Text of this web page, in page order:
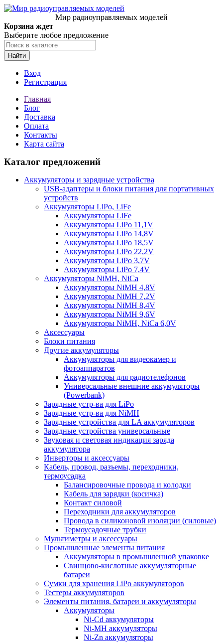
Мир радиоуправляемых моделей
Корзина ждет
Выберите любое предложение
Найти
Вход
Регистрация
Главная
Блог
Доставка
Оплата
Контакты
Карта сайта
Каталог предложений
Аккумуляторы и зарядные устройства
USB-адаптеры и блоки питания для портативных
устройств
Аккумуляторы LiPo, LiFe
Аккумуляторы LiFe
Аккумуляторы LiPo 11,1V
Аккумуляторы LiPo 14,8V
Аккумуляторы LiPo 18,5V
Аккумуляторы LiPo 22,2V
Аккумуляторы LiPo 3,7V
Аккумуляторы LiPo 7,4V
Аккумуляторы NiMH, NiCa
Аккумуляторы NiMH 4,8V
Аккумуляторы NiMH 7,2V
Аккумуляторы NiMH 8,4V
Аккумуляторы NiMH 9,6V
Аккумуляторы NiMH, NiCa 6,0V
Аксессуары
Блоки питания
Другие аккумуляторы
Аккумуляторы для видеокамер и
фотоаппаратов
Аккумуляторы для радиотелефонов
Универсальные внешние аккумуляторы
(Powerbank)
Зарядные устр-ва для LiPo
Зарядные устр-ва для NiMH
Зарядные устройства для LA аккумуляторов
Зарядные устройства универсальные
Звуковая и световая индикация заряда
аккумулятора
Инверторы и аксессуары
Кабель, провод, разъемы, переходники,
термоусадка
Балансировочные провода и колодки
Кабель для зарядки (косичка)
Контакт силовой
Переходники для аккумуляторов
Провода в силиконовой изоляции (силовые)
Термоусадочные трубки
Мультиметры и аксессуары
Промышленные элементы питания
Аккумуляторы в промышленной упаковке
Свинцово-кислотные аккумуляторные
батареи
Сумки для хранения LiPo аккумуляторов
Тестеры аккумуляторов
Элементы питания, батареи и аккумуляторы
Аккумуляторы
Ni-Cd аккумуляторы
Ni-MH аккумуляторы
Ni-Zn аккумуляторы